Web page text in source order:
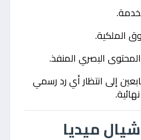
الملكية.
البصري المنفذ.
إلى انتظار أي رد رسمي
ميديا